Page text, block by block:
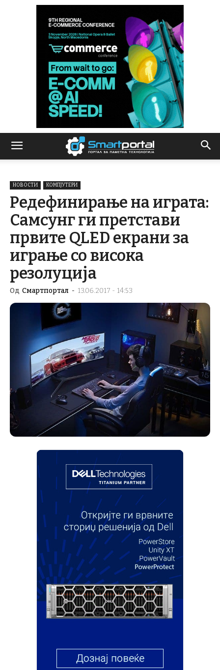
НОВОСТИ КОМПЈУТЕРИ
Редефинирање на играта:
Самсунг ги претстави
првите QLED екрани за
играње со висока
резолуција
Од Смартпортал - 13.06.2017 - 14:53